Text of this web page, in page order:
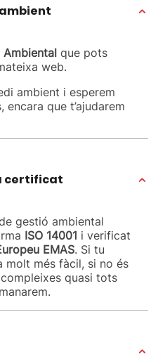
Ambiental que pots
web.
ambient i esperem
que t’ajudarem
certificat
gestió ambiental
ISO 14001 i verificat
EMAS. Si tu
molt més fàcil, si no és
quasi tots